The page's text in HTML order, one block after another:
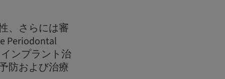
、さらには審
Periodontal
ンプラント治
防および治療